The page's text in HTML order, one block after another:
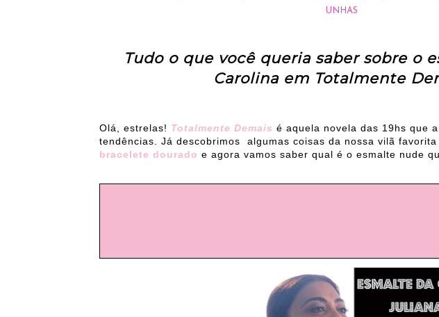
UNHAS
Tudo o que você queria saber sobre o
Carolina em Totalmente
Olá, estrelas! Totalmente Demais é aquela novela das 19hs que
tendências. Já descobrimos algumas coisas da nossa vilã favorita
bracelete dourado e agora vamos saber qual é o esmalte nude